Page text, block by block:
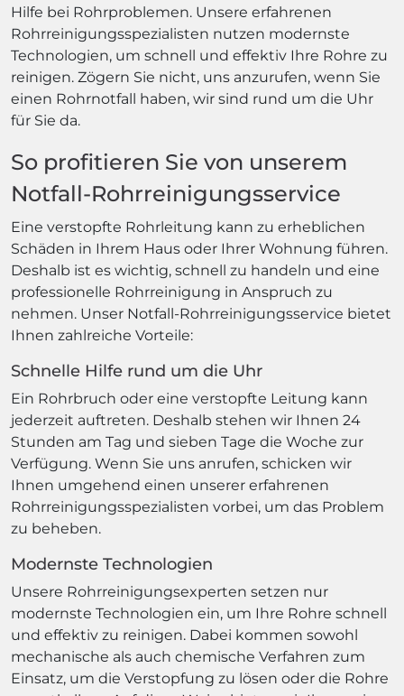
Hilfe bei Rohrproblemen. Unsere erfahrenen
Rohrreinigungsspezialisten nutzen modernste
Technologien, um schnell und effektiv Ihre Rohre zu
reinigen. Zögern Sie nicht, uns anzurufen, wenn Sie
einen Rohrnotfall haben, wir sind rund um die Uhr
für Sie da.
So profitieren Sie von unserem
Notfall-Rohrreinigungsservice
Eine verstopfte Rohrleitung kann zu erheblichen
Schäden in Ihrem Haus oder Ihrer Wohnung führen.
Deshalb ist es wichtig, schnell zu handeln und eine
professionelle Rohrreinigung in Anspruch zu
nehmen. Unser Notfall-Rohrreinigungsservice bietet
Ihnen zahlreiche Vorteile:
Schnelle Hilfe rund um die Uhr
Ein Rohrbruch oder eine verstopfte Leitung kann
jederzeit auftreten. Deshalb stehen wir Ihnen 24
Stunden am Tag und sieben Tage die Woche zur
Verfügung. Wenn Sie uns anrufen, schicken wir
Ihnen umgehend einen unserer erfahrenen
Rohrreinigungsspezialisten vorbei, um das Problem
zu beheben.
Modernste Technologien
Unsere Rohrreinigungsexperten setzen nur
modernste Technologien ein, um Ihre Rohre schnell
und effektiv zu reinigen. Dabei kommen sowohl
mechanische als auch chemische Verfahren zum
Einsatz, um die Verstopfung zu lösen oder die Rohre